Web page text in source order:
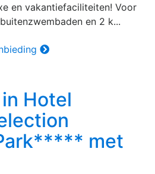
en vakantiefaciliteiten! Voor
en 2 k...
Hotel
met